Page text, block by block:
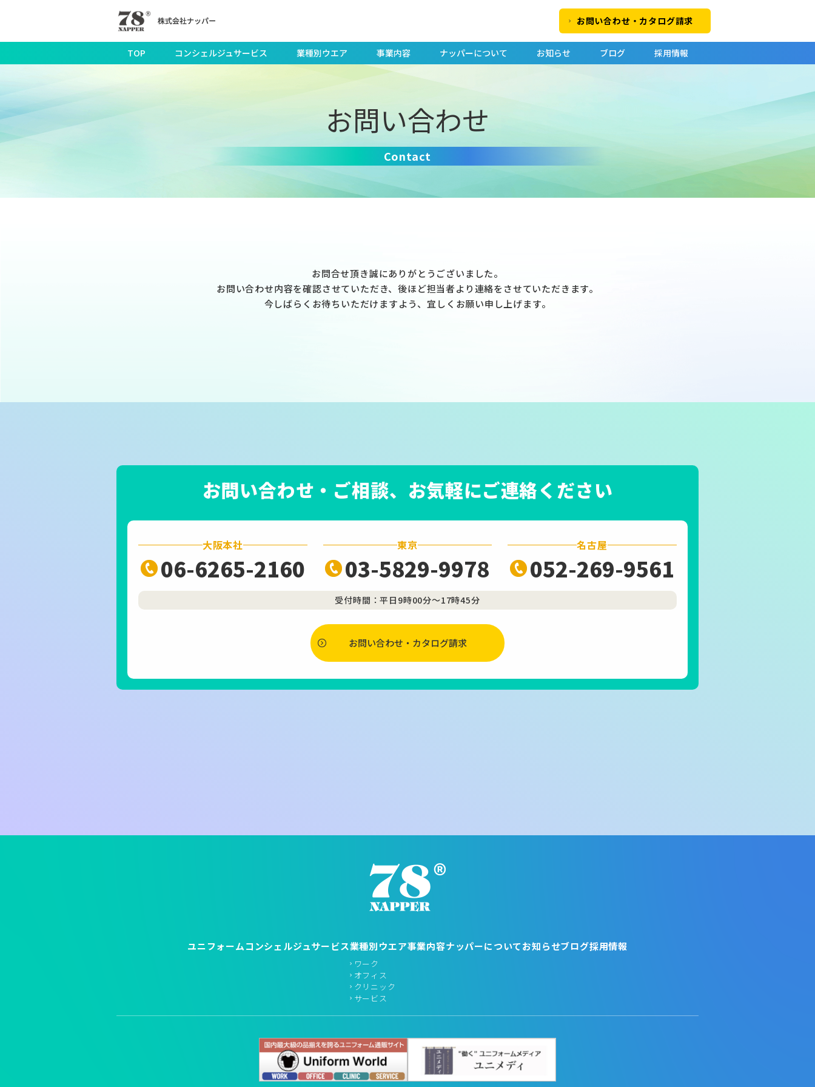
お問い合わせ・カタログ請求
TOP コンシェルジュサービス 業種別ウエア 事業内容 ナッパーについて お知らせ ブログ 採用情報
お問い合わせ
Contact
お問合せ頂き誠にありがとうございました。
お問い合わせ内容を確認させていただき、後ほど担当者より連絡をさせていただきます。
今しばらくお待ちいただけますよう、宜しくお願い申し上げます。
お問い合わせ・ご相談、 お気軽にご連絡ください
大阪本社
06-6265-2160
東京
03-5829-9978
名古屋
052-269-9561
受付時間：平日9時00分～17時45分
お問い合わせ・カタログ請求
ユニフォームコンシェルジュサービス業種別ウエア
ワーク
オフィス
クリニック
サービス
事業内容ナッパーについてお知らせブログ採用情報